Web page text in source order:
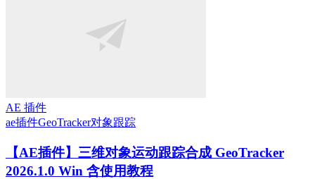
AE 插件
ae插件GeoTracker对象跟踪
【AE插件】三维对象运动跟踪合成 GeoTracker
2026.1.0 Win 含使用教程